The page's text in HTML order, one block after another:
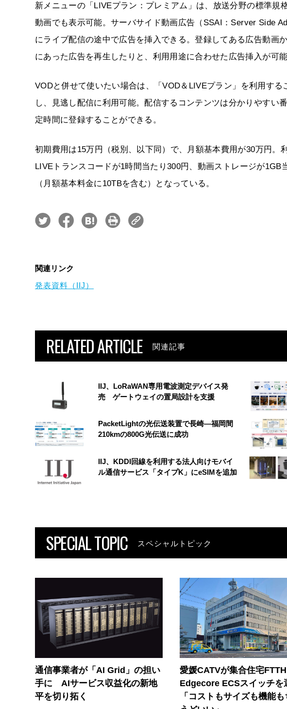
新メニューの「LIVEプラン：プレミアム」は、放送分野の標準規
動画でも表示可能。サーバサイド動画広告（SSAI：Server Side
にライブ配信の途中で広告を挿入できる。登録してある広告動画
にあった広告を再生したりと、利用用途に合わせた広告挿入が可能
VODと併せて使いたい場合は、「VOD＆LIVEプラン」を利用す
し、見逃し配信に利用可能。配信するコンテンツは分かりやすい
定時間に登録することができる。
初期費用は15万円（税別、以下同）で、月額基本費用が30万円。
LIVEトランスコードが1時間当たり300円、動画ストレージが1GB
（月額基本料金に10TBを含む）となっている。
関連リンク
発表資料（IIJ）
RELATED ARTICLE 関連記事
IIJ、LoRaWAN専用電波測定デバイス発
売 ゲートウェイの置局設計を支援
PacketLightの光伝送装置で長崎―福岡間
210kmの800G光伝送に成功
IIJ、KDDI回線を利用する法人向けモバイ
ル通信サービス「タイプK」にeSIMを追加
SPECIAL TOPIC スペシャルトピック
通信事業者が「AI Grid」の担い
手に AIサービス収益化の新地
平を切り拓く
愛媛CATVが集合住宅
Edgecore ECSスイッチを
「コストもサイズも機能も